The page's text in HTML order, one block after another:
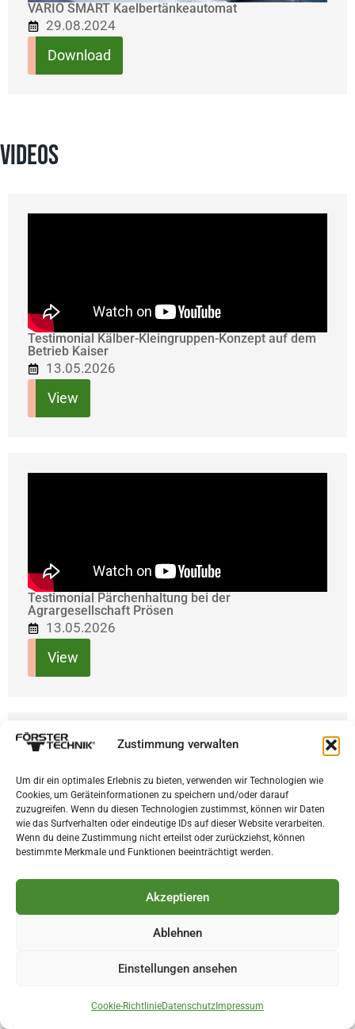
Zustimmung verwalten
Um dir ein optimales Erlebnis zu bieten, verwenden wir Technologien wie
Cookies, um Geräteinformationen zu speichern und/oder darauf
zuzugreifen. Wenn du diesen Technologien zustimmst, können wir Daten
wie das Surfverhalten oder eindeutige IDs auf dieser Website verarbeiten.
Wenn du deine Zustimmung nicht erteilst oder zurückziehst, können
bestimmte Merkmale und Funktionen beeinträchtigt werden.
Akzeptieren
Ablehnen
Einstellungen ansehen
Cookie-RichtlinieDatenschutz Impressum
VARIO SMART Kaelbertänkeautomat
29.08.2024
Download
VIDEOS
Testimonial Kälber-Kleingruppen-Konzept auf dem
Betrieb Kaiser
13.05.2026
View
Testimonial Pärchenhaltung bei der
Agrargesellschaft Prösen
13.05.2026
View
Testimonial Kälbertränkeautomat, CalfAI auf dem
View